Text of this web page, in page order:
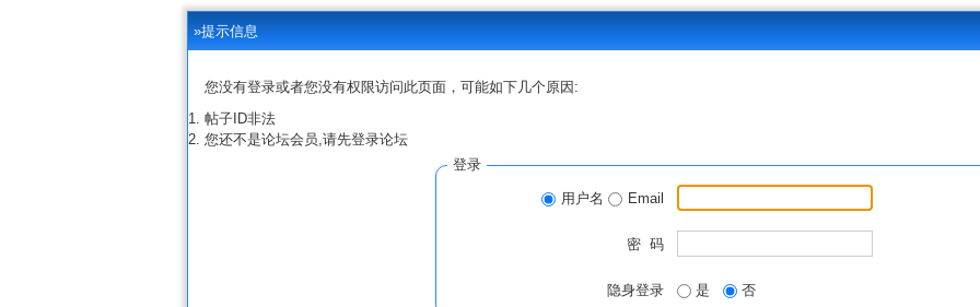
»提示信息
您没有登录或者您没有权限访问此页面，可能如下几个原因:
帖子ID非法
您还不是论坛会员,请先登录论坛
登录
用户名 Email
密 码
隐身登录 是 否